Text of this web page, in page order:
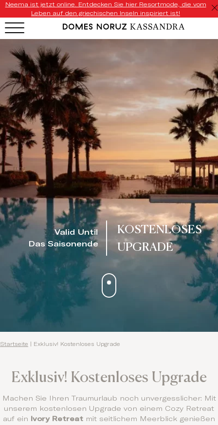
Neema ist jetzt online. Entdecken Sie hier Resortmode, die vom
Leben auf den griechischen Inseln inspiriert ist!
Valid Until
Das Saisonende
KOSTENLOSES
UPGRADE
Startseite Exklusiv! Kostenloses Upgrade
Exklusiv! Kostenloses Upgrade
Machen Sie Ihren Traumurlaub noch unvergesslicher: Mit
unserem kostenlosen Upgrade von einem Cozy Retreat
auf ein
Ivory Retreat mit seitlichem Meerblick genießen